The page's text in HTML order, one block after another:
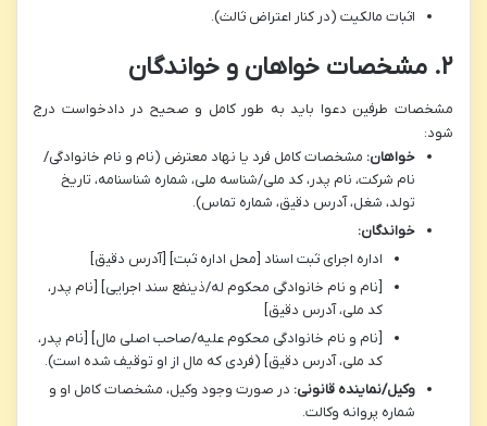
اثبات مالکیت (در کنار اعتراض ثالث).
۲. مشخصات خواهان و خواندگان
مشخصات طرفین دعوا باید به طور کامل و صحیح در دادخواست درج
شود:
خواهان: مشخصات کامل فرد یا نهاد معترض (نام و نام خانوادگی/
نام شرکت، نام پدر، کد ملی/شناسه ملی، شماره شناسنامه، تاریخ
تولد، شغل، آدرس دقیق، شماره تماس).
خواندگان:
اداره اجرای ثبت اسناد [محل اداره ثبت] [آدرس دقیق]
[نام و نام خانوادگی محکوم له/ذینفع سند اجرایی] [نام پدر،
کد ملی، آدرس دقیق]
[نام و نام خانوادگی محکوم علیه/صاحب اصلی مال] [نام پدر،
کد ملی، آدرس دقیق] (فردی که مال از او توقیف شده است).
وکیل/نماینده قانونی: در صورت وجود وکیل، مشخصات کامل او و
شماره پروانه وکالت.